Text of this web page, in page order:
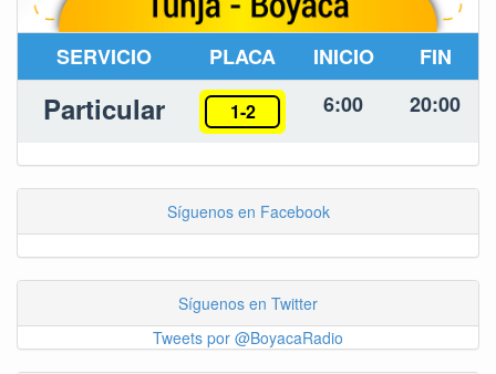
SERVICIO PLACA INICIO FIN
Particular 1-2 6:00 20:00
Síguenos en Facebook
Síguenos en Twitter
Tweets por @BoyacaRadio